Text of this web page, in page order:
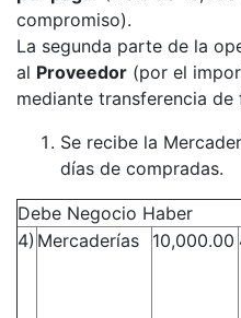
compromiso).
La segunda parte de la
al Proveedor (por el
mediante transferencia de
Se recibe la
días de compradas.
Debe Negocio Haber
4) Mercaderías 10,000.00